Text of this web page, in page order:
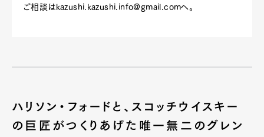
ご相談はkazushi.kazushi.info@gmail.comへ。
ハリソン・フォードと、スコッチウイスキー
の巨匠がつくりあげた唯一無二のグレン